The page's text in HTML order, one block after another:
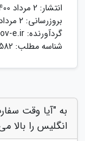
انتشار: 2 مرداد 1400
بروزرسانی: 2 مرداد 1400
گردآورنده: e.ir
شناسه مطلب: 1582
به "آیا وقت
انگلیس را بالا